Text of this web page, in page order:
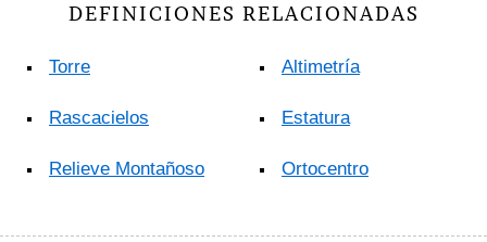
DEFINICIONES RELACIONADAS
Torre
Rascacielos
Relieve Montañoso
Altimetría
Estatura
Ortocentro